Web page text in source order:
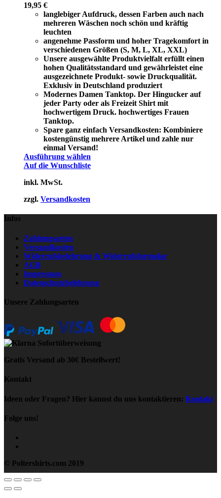
19,95 €
langlebiger Aufdruck, dessen Farben auch nach
mehreren Wäschen noch schön und kräftig
leuchten
angenehme Passform und hoher Tragekomfort in
verschiedenen Größen (S, M, L, XL, XXL)
Unsere ausgewählte Produktvielfalt erfüllt einen
hohen Qualitätsstandard und gewährleistet eine
ausgezeichnete Produkt- sowie Druckqualität.
Exklusiv in Deutschland produziert
Modernes Damen Tanktop. Der Hingucker auf
jeder Party oder als Freizeit Shirt mit
hochwertigem Druck. hochwertiges Frauen
Tanktop.
Spare ganz einfach Versandkosten: Kombiniere
kostengünstig mehrere Artikel und zahle nur
einmal Versand!
Ausführung wählen
Auf die Wunschliste
inkl. MwSt.
zzgl. Versandkosten
Infos
Zahlungsarten
Versandkosten
Widerrufsbelehrung & Widerrufsformular
AGB
Impressum
Datenschutzbelehrung
Unsere Zahlungsarten
Gratis Versand ab 30€ Bestellwert!
Kontakt
Ideen oder Fragen? Hier kannst du uns kontaktieren: Kontakt
Folge uns!
© Poltershirts.com 2019